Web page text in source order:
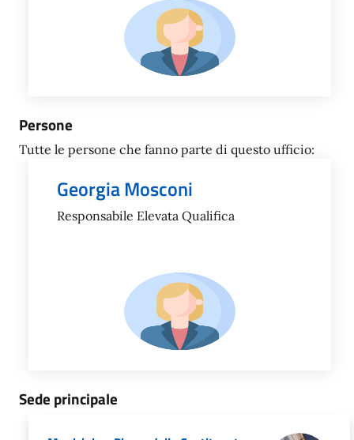
Persone
Tutte le persone che fanno parte di questo ufficio:
Georgia Mosconi
Responsabile Elevata Qualifica
Sede principale